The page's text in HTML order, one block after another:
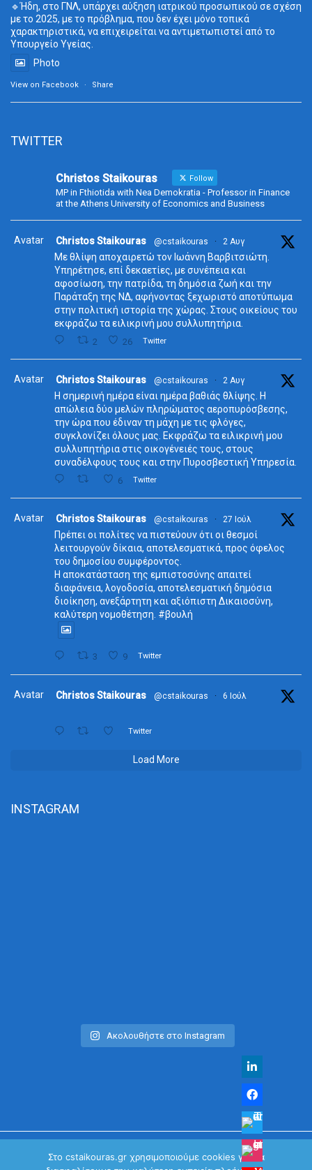
🔹Ήδη, στο ΓΝΛ, υπάρχει αύξηση ιατρικού προσωπικού σε σχέση
με το 2025, με το πρόβλημα, που δεν έχει μόνο τοπικά
χαρακτηριστικά, να επιχειρείται να αντιμετωπιστεί από το
Υπουργείο Υγείας.
Photo
View on Facebook · Share
TWITTER
Christos Staikouras Follow
MP in Fthiotida with Nea Demokratia - Professor in Finance
at the Athens University of Economics and Business
Avatar Christos Staikouras @cstaikouras · 2 Αυγ
Με θλίψη αποχαιρετώ τον Ιωάννη Βαρβιτσιώτη.
Υπηρέτησε, επί δεκαετίες, με συνέπεια και
αφοσίωση, την πατρίδα, τη δημόσια ζωή και την
Παράταξη της ΝΔ, αφήνοντας ξεχωριστό αποτύπωμα
στην πολιτική ιστορία της χώρας. Στους οικείους του
εκφράζω τα ειλικρινή μου συλλυπητήρια.
2 26 Twitter
Avatar Christos Staikouras @cstaikouras · 2 Αυγ
Η σημερινή ημέρα είναι ημέρα βαθιάς θλίψης. Η
απώλεια δύο μελών πληρώματος αεροπυρόσβεσης,
την ώρα που έδιναν τη μάχη με τις φλόγες,
συγκλονίζει όλους μας. Εκφράζω τα ειλικρινή μου
συλλυπητήρια στις οικογένειές τους, στους
συναδέλφους τους και στην Πυροσβεστική Υπηρεσία.
6 Twitter
Avatar Christos Staikouras @cstaikouras · 27 Ιούλ
Πρέπει οι πολίτες να πιστεύουν ότι οι θεσμοί
λειτουργούν δίκαια, αποτελεσματικά, προς όφελος
του δημοσίου συμφέροντος.
Η αποκατάσταση της εμπιστοσύνης απαιτεί
διαφάνεια, λογοδοσία, αποτελεσματική δημόσια
διοίκηση, ανεξάρτητη και αξιόπιστη Δικαιοσύνη,
καλύτερη νομοθέτηση. #βουλή
3 9 Twitter
Avatar Christos Staikouras @cstaikouras · 6 Ιούλ
Twitter
Load More
INSTAGRAM
Ακολουθήστε στο Instagram
Στο cstaikouras.gr χρησιμοποιούμε cookies για να